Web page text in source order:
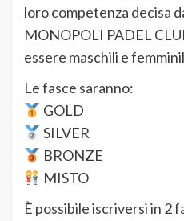
loro competenza decisa
MONOPOLI PADEL
essere maschili e
Le fasce saranno:
GOLD
SILVER
BRONZE
MISTO
È possibile iscriversi in 2